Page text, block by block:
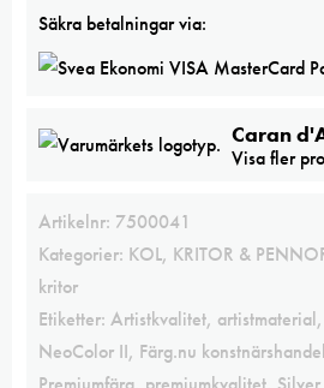
Säkra betalningar via:
Caran
Visa fler
Artikelnr: 7500041
Kategorier: KOL, KRITOR &
kritor
Etiketter: Artistkvalitet, artistmaterial,
NeoColor II, Färg.nu konstnärshandel